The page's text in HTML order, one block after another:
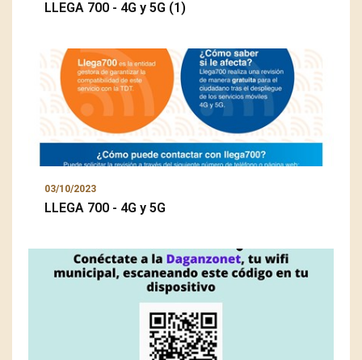
LLEGA 700 - 4G y 5G (1)
03/10/2023
LLEGA 700 - 4G y 5G